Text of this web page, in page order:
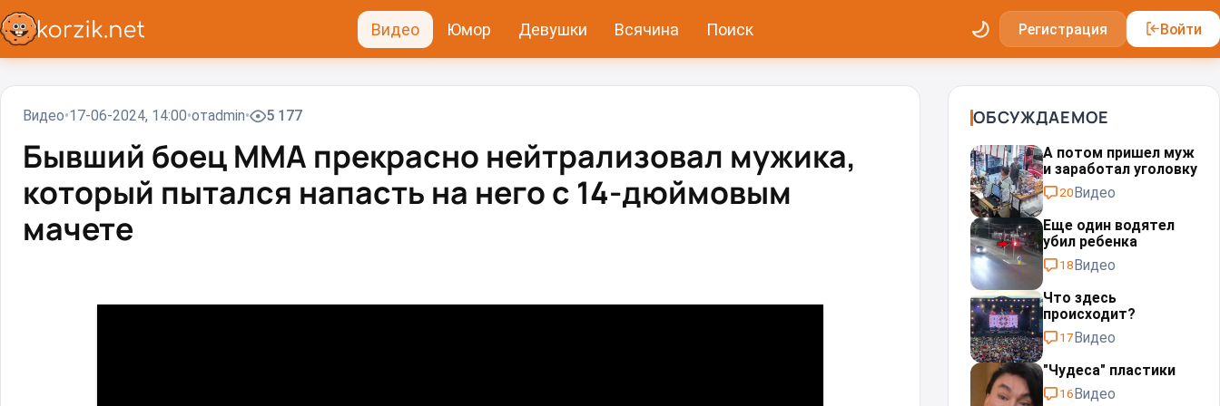
Видео Юмор Девушки Всячина Поиск Регистрация Войти
Видео 17-06-2024, 14:00 отadmin 5 177
Бывший боец ММА прекрасно нейтрализовал мужика,
который пытался напасть на него с 14-дюймовым
мачете⁠⁠
ОБСУЖДАЕМОЕ
А потом пришел муж
и заработал уголовку
20Видео
Еще один водятел
убил ребенка
18Видео
Что здесь
происходит?
17Видео
"Чудеса" пластики⁠⁠
16Видео